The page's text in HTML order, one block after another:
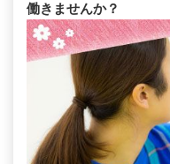
働きませんか？